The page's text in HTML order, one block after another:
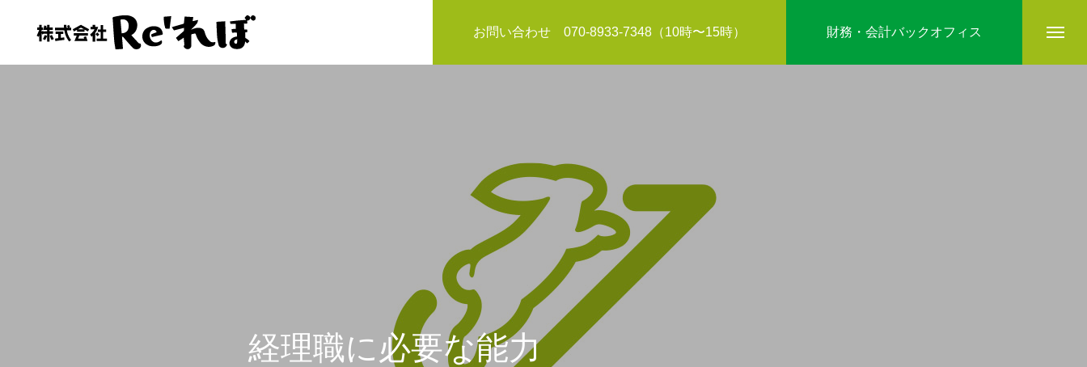
お問い合わせ 070-8933-7348（10時〜15時） 財務・会計バックオフィス
お知らせ
経理職に必要な能力